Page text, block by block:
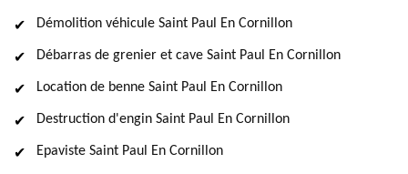
Démolition véhicule Saint Paul En Cornillon
Débarras de grenier et cave Saint Paul En Cornillon
Location de benne Saint Paul En Cornillon
Destruction d'engin Saint Paul En Cornillon
Epaviste Saint Paul En Cornillon